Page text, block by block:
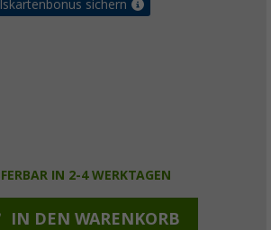
sichern
IN 2-4 WERKTAGEN
IN DEN WARENKORB